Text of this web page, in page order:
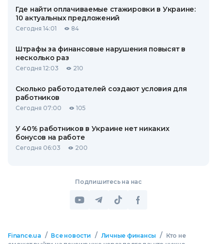
Где найти оплачиваемые стажировки в Украине:
10 актуальных предложений
Сегодня 14:01 84
Штрафы за финансовые нарушения повысят в
несколько раз
Сегодня 12:03 210
Сколько работодателей создают условия для
работников
Сегодня 07:00 105
У 40% работников в Украине нет никаких
бонусов на работе
Сегодня 06:03 200
Подпишитесь на нас
Finance.ua / Все новости / Личные финансы /
Кто не